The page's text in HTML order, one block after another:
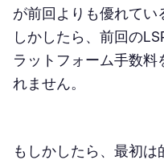
が前回よりも優れてい
しかしたら、前回の
ラットフォーム手数料
れません。
もしかしたら、最初